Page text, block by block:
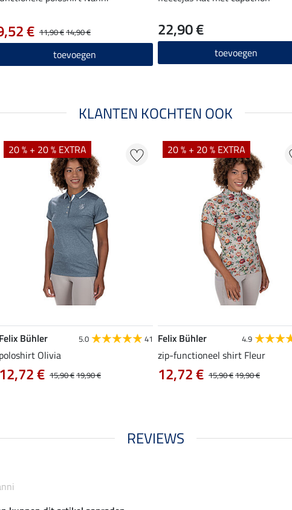
11,90 €14,90 €
€
toevoegen
22,90 €
toevoegen
KLANTEN KOCHTEN OOK
20 % + 20 % EXTRA
Felix Bühler 5.0 41
poloshirt Olivia
15,90 €19,90 €
12,72 €
20 % + 20 % EXTRA
Felix Bühler 4.9
zip-functioneel shirt Fleur
15,90 €19,90 €
12,72 €
REVIEWS